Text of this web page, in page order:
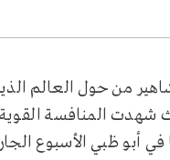
من حول العالم
حلبة لوسيل، حيث شهدت
أبو ظبي الأسبوع